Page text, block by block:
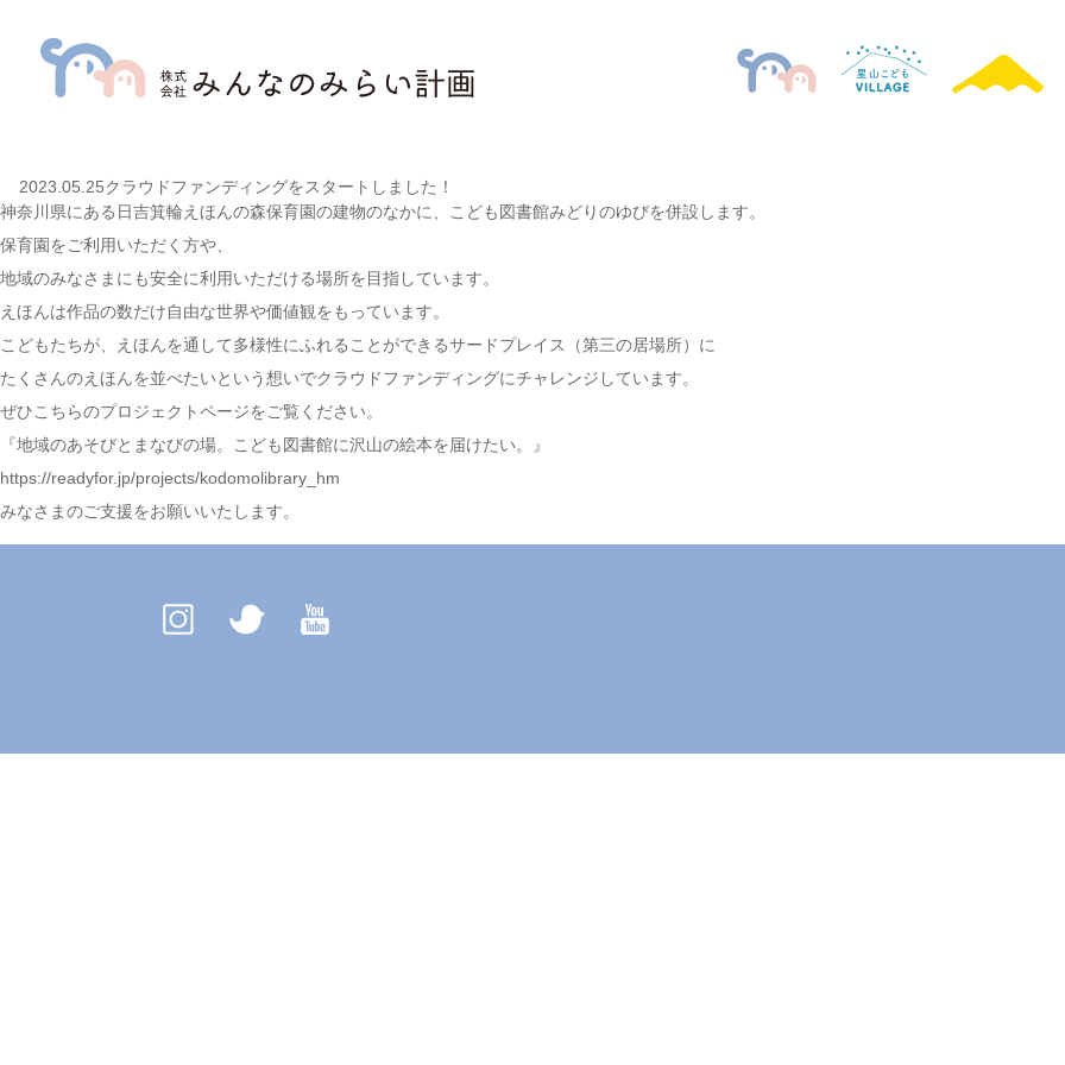
2023.05.25クラウドファンディングをスタートしました！
神奈川県にある 日吉箕輪えほんの森保育園の建物のなかに、こども図書館みどりのゆびを併設します。
保育園をご利用いただく方や、
地域のみなさまにも安全に利用いただける場所を目指しています。
えほんは作品の数だけ自由な世界や価値観をもっています。
こどもたちが、えほんを通して多様性にふれることができるサードプレイス（第三の居場所）に
たくさんのえほんを並べたいという想いでクラウドファンディングにチャレンジしています。
ぜひこちらのプロジェクトページをご覧ください。
『地域のあそびとまなびの場。こども図書館に沢山の絵本を届けたい。』
https://readyfor.jp/projects/kodomolibrary_hm
みなさまのご支援をお願いいたします。